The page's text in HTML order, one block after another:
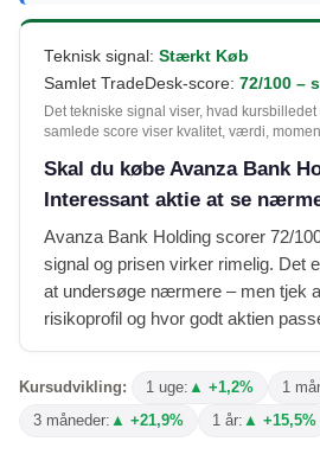
Teknisk signal: Stærkt Køb
Samlet TradeDesk-score: 72/100 –
Det tekniske signal viser, hvad
samlede score viser kvalitet, værdi,
Skal du købe Avanza Bank
Interessant aktie at se
Avanza Bank Holding scorer 72/
signal og prisen virker rimelig. Det
at undersøge nærmere – men tjek
risikoprofil og hvor godt aktien
Kursudvikling: 1 uge: ▲ +1,2% 1
3 måneder: ▲ +21,9% 1 år: ▲ +15,5%